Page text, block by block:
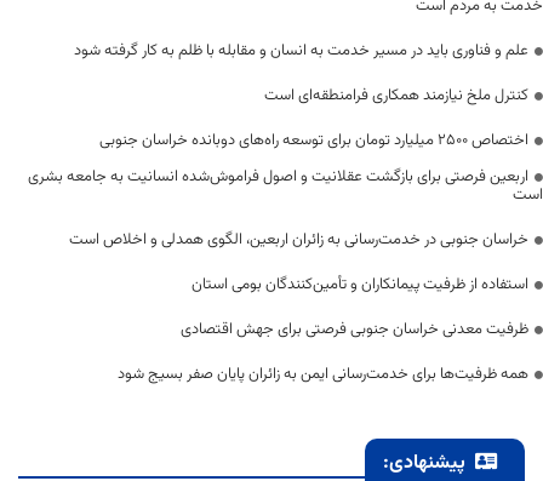
خدمت به مردم است
علم و فناوری باید در مسیر خدمت به انسان و مقابله با ظلم به کار گرفته شود
کنترل ملخ نیازمند همکاری فرامنطقه‌ای است
اختصاص 2500 میلیارد تومان برای توسعه راه‌های دوبانده خراسان جنوبی
اربعین فرصتی برای بازگشت عقلانیت و اصول فراموش‌شده انسانیت به جامعه بشری
است
خراسان جنوبی در خدمت‌رسانی به زائران اربعین، الگوی همدلی و اخلاص است
استفاده از ظرفیت پیمانکاران و تأمین‌کنندگان بومی استان
ظرفیت معدنی خراسان جنوبی فرصتی برای جهش اقتصادی
همه ظرفیت‌ها برای خدمت‌رسانی ایمن به زائران پایان صفر بسیج شود
پیشنهادی: